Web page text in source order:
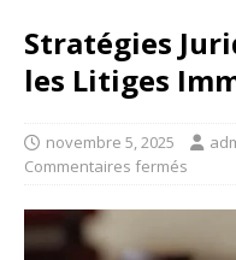
Stratégies
les Litiges
novembre 5, 2025
Commentaires fermés